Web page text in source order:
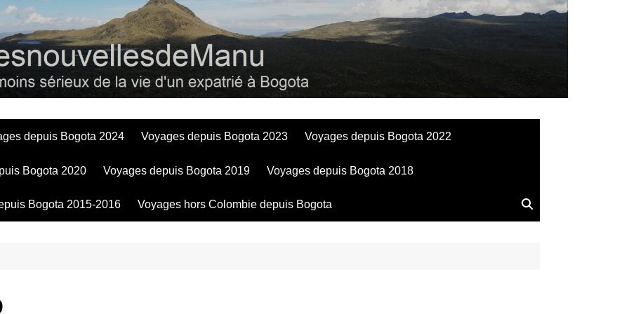
BogotadesnouvellesdeManu
depuis Bogota 2024 Voyages depuis Bogota 2023 Voyages depuis Bogota 2022
Bogota 2020 Voyages depuis Bogota 2019 Voyages depuis Bogota 2018
Bogota 2015-2016 Voyages hors Colombie depuis Bogota